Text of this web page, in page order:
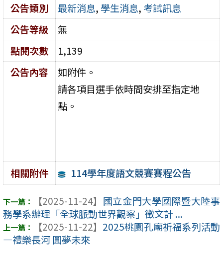
公告類別
最新消息, 學生消息, 考試訊息
公告等級
無
點閱次數
1,139
公告內容
如附件。
請各項目選手依時間安排至指定地
點。
相關附件 114學年度語文競賽賽程公告
【2025-11-24】 國立金門大學國際暨大陸事
務學系辦理「全球脈動世界觀察」徵文計 ...
【2025-11-22】 2025桃園孔廟祈福系列活動
—禮樂長河 圓夢未來